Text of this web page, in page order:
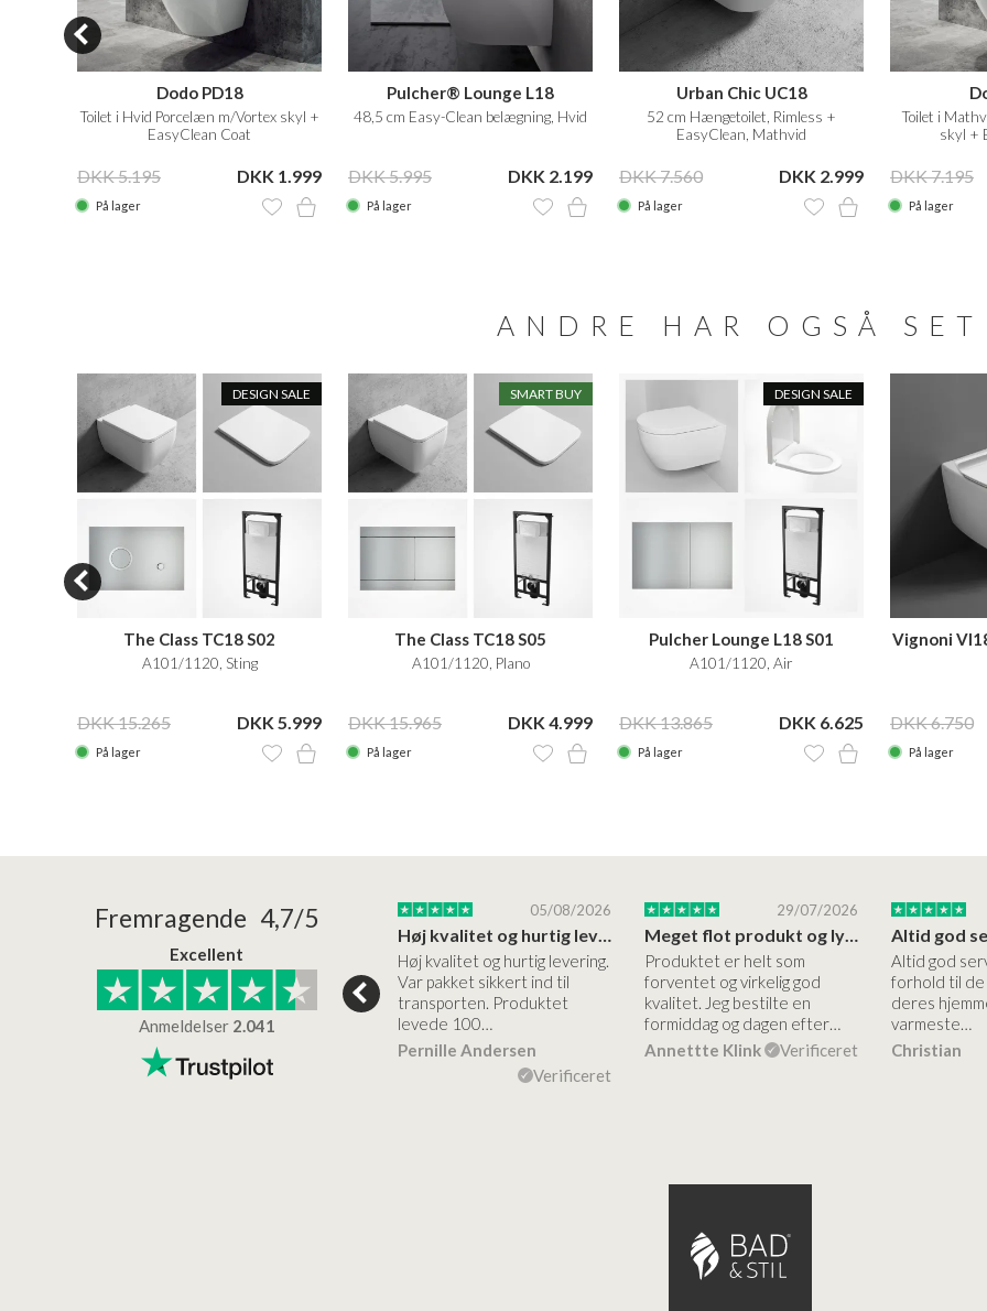
Dodo PD18
Toilet i Hvid Porcelæn m/Vortex skyl +
EasyClean Coat
DKK 5.195 DKK 1.999
På lager
Pulcher® Lounge L18
48,5 cm Easy-Clean belægning, Hvid
DKK 5.995 DKK 2.199
På lager
Urban Chic UC18
52 cm Hængetoilet, Rimless +
EasyClean, Mathvid
DKK 7.560 DKK 2.999
På lager
Toilet i
skyl +
DKK 7.195
På lager
ANDRE HAR OGSÅ SET
DESIGN SALE
The Class TC18 S02
A101/1120, Sting
DKK 15.265 DKK 5.999
På lager
SMART BUY
The Class TC18 S05
A101/1120, Plano
DKK 15.965 DKK 4.999
På lager
DESIGN SALE
Pulcher Lounge L18 S01
A101/1120, Air
DKK 13.865 DKK 6.625
På lager
Vignoni
DKK 6.750
På lager
Fremragende 4,7/5
Excellent
Anmeldelser 2.041
24/01/2026
Superflot bademøbel og rigtig lynhurtig…
22/01/2026
Kanon god service
Kanon god service. Varerne
bliver leveret hurtigt, og det
er virkelig kvalitet.
Lise
05/08/2026
Høj kvalitet og hurtig levering
Høj kvalitet og hurtig levering.
Var pakket sikkert ind til
transporten. Produktet
levede 100…
Pernille Andersen
Verificeret
29/07/2026
Meget flot produkt og lynhurtigt levering
Produktet er helt som
forventet og virkelig god
kvalitet. Jeg bestilte en
formiddag og dagen efter…
Annettte Klink
Verificeret
Altid god
forhold til de
deres
varmeste…
Christian